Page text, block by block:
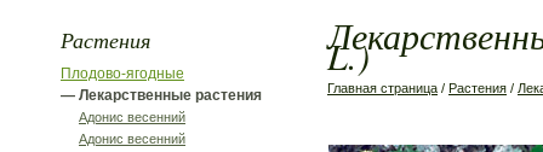
Растения
Плодово-ягодные
— Лекарственные растения
Адонис весенний
Адонис весенний
L.)
Главная страница / Растения /